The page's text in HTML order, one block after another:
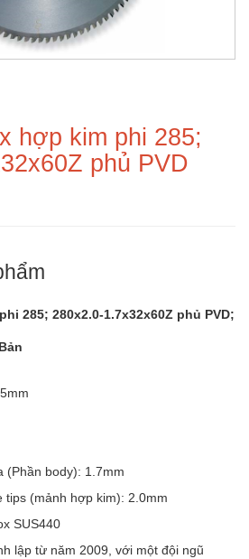
hợp kim phi 285;
phủ PVD
285; 280x2.0-1.7x32x60Z phủ PVD;
(Phần body): 1.7mm
tips (mảnh hợp kim): 2.0mm
SUS440
lập từ năm 2009, với một đội ngũ